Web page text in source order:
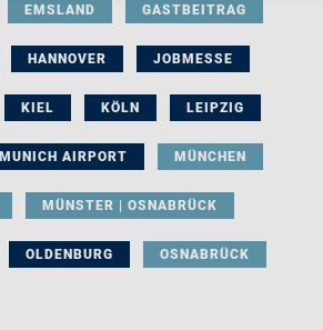
EMSLAND GASTBEITRAG
HANNOVER JOBMESSE
KIEL KÖLN LEIPZIG
MUNICH AIRPORT MÜNCHEN
MÜNSTER | OSNABRÜCK
OLDENBURG OSNABRÜCK